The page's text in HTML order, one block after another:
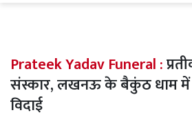
Prateek Yadav Funeral :
संस्कार, लखनऊ के बैकुंठ धाम में
विदाई